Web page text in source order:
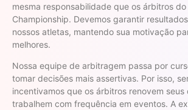
mesma responsabilidade que os árbitros do
Championship. Devemos garantir
nossos atletas, mantendo sua motivação
melhores.
Nossa equipe de arbitragem passa por
tomar decisões mais assertivas. Por isso,
incentivamos que os árbitros renovem seus
trabalhem com frequência em eventos. A